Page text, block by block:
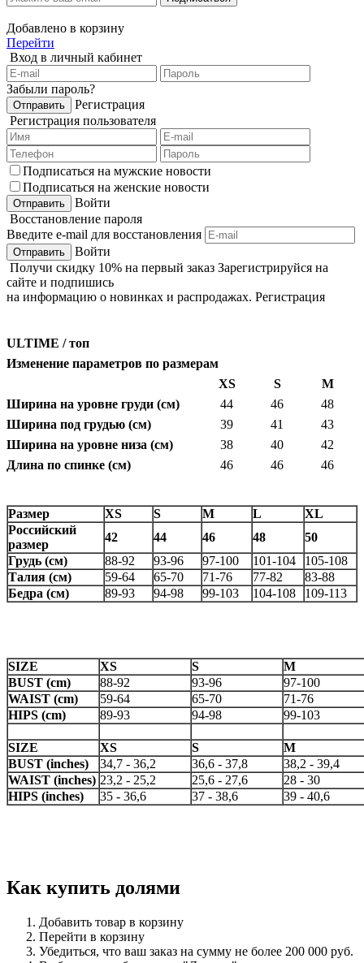
Добавлено в корзину
Перейти
Вход в личный кабинет
Забыли пароль?
Регистрация
Регистрация пользователя
Подписаться на мужские новости
Подписаться на женские новости
Войти
Восстановление пароля
Введите e-mail для восстановления
Войти
Получи скидку 10% на первый заказ Зарегистрируйся на
сайте и подпишись
на информацию о новинках и распродажах. Регистрация
ULTIME / топ
Изменение параметров по размерам
XS
S
M
Ширина на уровне груди (см)
44 46
48
Ширина под грудью (см)
39 41
43
Ширина на уровне низа (см)
38 40
42
Длина по спинке (см)
46 46 46
Размер XS S M L
XL
Российский
размер
42 44 46 48
50
Грудь (см)
88-92 93-96 97-100 101-104
105-108
Талия (см)
59-64 65-70 71-76 77-82
83-88
Бедра (см)
89-93 94-98 99-103 104-108 109-113
SIZE XS S
M
BUST (cm)
88-92 93-96
97-100
WAIST (cm)
59-64 65-70
71-76
HIPS (cm)
89-93 94-98 99-103
SIZE XS S
M
BUST (inches)
34,7 - 36,2 36,6 - 37,8
38,2 - 39,4
WAIST (inches) 23,2 - 25,2 25,6 - 27,6
28 - 30
HIPS (inches)
35 - 36,6 37 - 38,6 39 - 40,6
Как купить долями
Добавить товар в корзину
Перейти в корзину
Убедиться, что ваш заказ на сумму не более 200 000 руб.